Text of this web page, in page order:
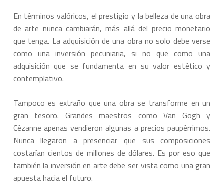
En términos valóricos, el prestigio y la belleza de una obra
de arte nunca cambiarán, más allá del precio monetario
que tenga. La adquisición de una obra no solo debe verse
como una inversión pecuniaria, si no que como una
adquisición que se fundamenta en su valor estético y
contemplativo.
Tampoco es extraño que una obra se transforme en un
gran tesoro. Grandes maestros como Van Gogh y
Cézanne apenas vendieron algunas a precios paupérrimos.
Nunca llegaron a presenciar que sus composiciones
costarían cientos de millones de dólares. Es por eso que
también la inversión en arte debe ser vista como una gran
apuesta hacia el futuro.